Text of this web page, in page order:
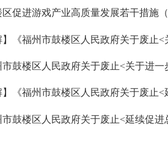
区促进游戏产业高质量发展若干措施
市鼓楼区人民政府关于废止<关于进
】《福州市鼓楼区人民政府关于废止
市鼓楼区人民政府关于废止<延续促